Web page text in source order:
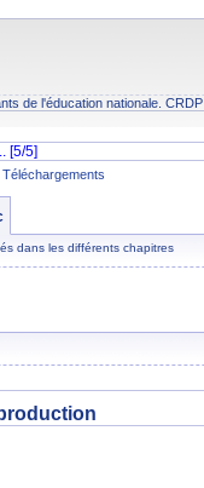
de l'éducation nationale. CRDP
Téléchargements
dans les différents chapitres